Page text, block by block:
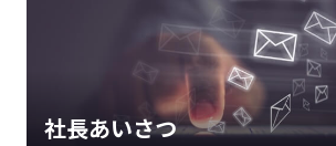
社長あいさつ